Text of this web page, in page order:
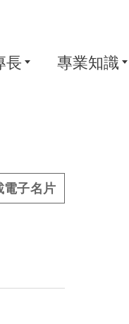
長 專業知識
電子名片